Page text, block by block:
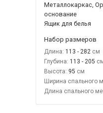
Металлокаркас,
основание
Ящик для белья
Набор размеров
Длина: 113 - 282
Глубина: 113 - 205
Высота: 95
Ширина спального
Длина спального